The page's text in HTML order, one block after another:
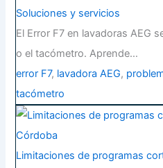
Soluciones y servicios
El Error F7 en lavadoras AEG
o el tacómetro. Aprende…
error F7, lavadora AEG,
tacómetro
Limitaciones de programas